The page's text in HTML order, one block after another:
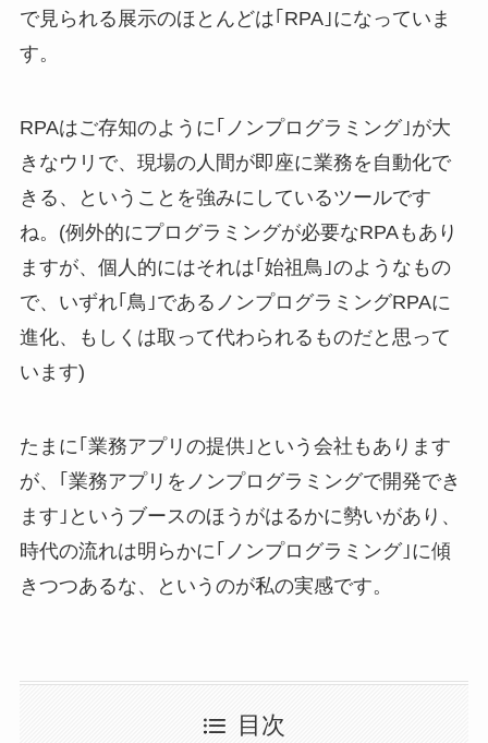
で見られる展示のほとんどは｢RPA｣になっていま
す。
RPAはご存知のように｢ノンプログラミング｣が大
きなウリで、現場の人間が即座に業務を自動化で
きる、ということを強みにしているツールです
ね。(例外的にプログラミングが必要なRPAもあり
ますが、個人的にはそれは｢始祖鳥｣のようなもの
で、いずれ｢鳥｣であるノンプログラミングRPAに
進化、もしくは取って代わられるものだと思って
います)
たまに｢業務アプリの提供｣という会社もあります
が、｢業務アプリをノンプログラミングで開発でき
ます｣というブースのほうがはるかに勢いがあり、
時代の流れは明らかに｢ノンプログラミング｣に傾
きつつあるな、というのが私の実感です。
目次